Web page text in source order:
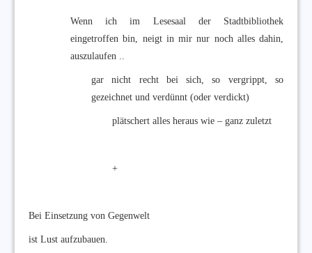
Wenn ich im Lesesaal der Stadtbibliothek
eingetroffen bin, neigt in mir nur noch alles dahin,
auszulaufen ..
gar nicht recht bei sich, so vergrippt, so
gezeichnet und verdünnt (oder verdickt)
plätschert alles heraus wie – ganz zuletzt
+
Bei Einsetzung von Gegenwelt
ist Lust aufzubauen.